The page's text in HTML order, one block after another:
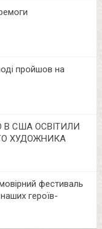
пройшов на
В США ОСВІТИЛИ
ХУДОЖНИКА
фестиваль
героїв-